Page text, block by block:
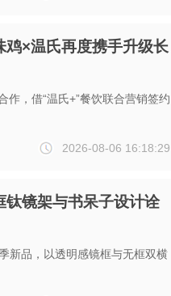
鸡×温氏再度携手升级长
，借“温氏+”餐饮联合营销签约
2026-08-06 16:18:29
镜架与书呆子设计诠
新品，以透明感镜框与无框双横